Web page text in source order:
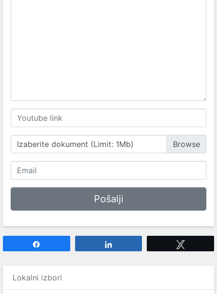
Izaberite dokument (Limit: 1Mb)
Lokalni izbori